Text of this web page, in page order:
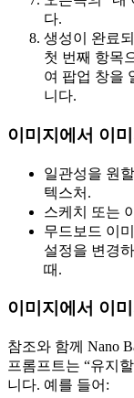
다.
생성이 완료
첫 번째 항목
여 팝업 창을
니다.
이미지에서 이
일관성을 원
텍스처.
스케치 또는
무드보드 이
설정을 변경
때.
이미지에서 이
참조와 함께 Nano
프롬프트는 “유지
니다. 예를 들어: